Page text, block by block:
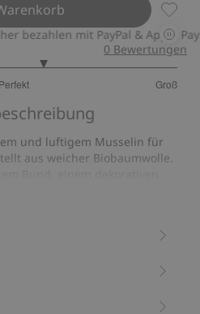
Hose
bezahlen mit PayPal & Apple Pay
Perfekt Groß
0 Bewertungen
und luftigem Musselin für
aus weicher Biobaumwolle.
und umgeschlagenen
Knöpfe vorne und zwei Taschen
Bund.